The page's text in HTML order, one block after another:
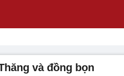
và đồng bọn